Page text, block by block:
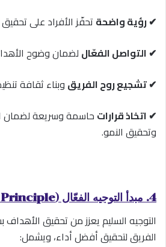
✔ رؤية واضحة تحفّز الأفراد على
✔ التواصل الفعّال لضمان وضوح
✔ تشجيع روح الفريق وبناء ثقافة
✔ اتخاذ قرارات حاسمة وسريعة لضمان
وتحقيق النمو.
4. مبدأ التوجيه الفعّال (Directing Principle)
التوجيه السليم يعزز من تحقيق
الفريق لتحقيق أفضل أداء، ويشمل: